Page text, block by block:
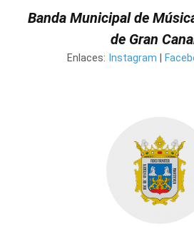
Banda Municipal de
de Gran
Enlaces: Instagram